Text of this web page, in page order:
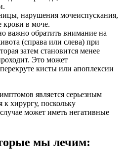
нарушения мочеиспускания,
крови в моче.
важно обратить внимание на
(справа или слева) при
затем становится менее
Это может
кисты или апоплексии
является серьезным
хирургу, поскольку
может иметь негативные
мы лечим: